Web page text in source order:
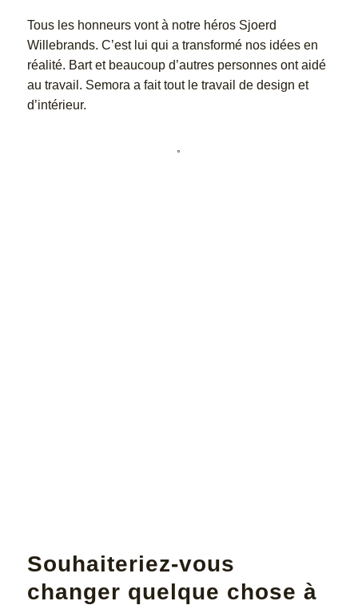
Tous les honneurs vont à notre héros Sjoerd
Willebrands. C’est lui qui a transformé nos idées en
réalité. Bart et beaucoup d’autres personnes ont aidé
au travail. Semora a fait tout le travail de design et
d’intérieur.
Souhaiteriez-vous
changer quelque chose à